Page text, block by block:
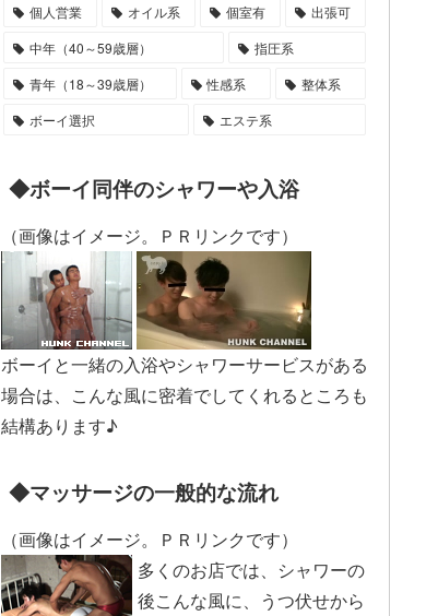
個人営業 オイル系 個室有
出張可
中年（40～59歳層）
指圧系
青年（18～39歳層）
性感系
整体系
ボーイ選択
エステ系
◆ボーイ同伴のシャワーや入浴
（画像はイメージ。ＰＲリンクです）
ボーイと一緒の入浴やシャワーサービスがある
場合は、こんな風に密着でしてくれるところも
結構あります♪
◆マッサージの一般的な流れ
（画像はイメージ。ＰＲリンクです）
多くのお店では、シャワーの
後こんな風に、うつ伏せから